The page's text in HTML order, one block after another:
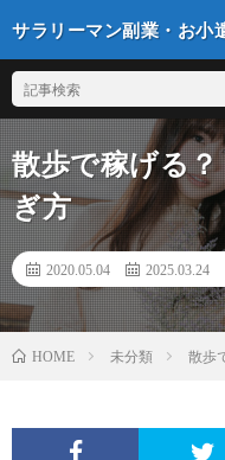
サラリーマン副業・お小
散歩で稼げる
ぎ方
2020.05.04 2025.03.24
HOME 未分類 散歩